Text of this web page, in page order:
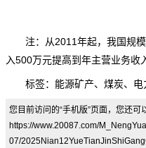
注：从2011年起，我国规模
入500万元提高到年主营业务收
标签： 能源矿产、 煤炭、 电
您目前访问的“手机版”页面，您还可
https://www.20087.com/
07/